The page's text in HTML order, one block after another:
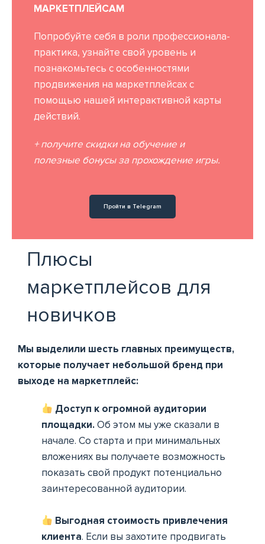
МАРКЕТПЛЕЙСАМ
Попробуйте себя в роли профессионала-
практика, узнайте свой уровень и
познакомьтесь с особенностями
продвижения на маркетплейсах с
помощью нашей интерактивной карты
действий.
+ получите скидки на обучение и
полезные бонусы за прохождение игры.
Пройти в Telegram
Плюсы
маркетплейсов для
новичков
Мы выделили шесть главных преимуществ,
которые получает небольшой бренд при
выходе на маркетплейс:
Доступ к огромной аудитории
площадки.Об этом мы уже сказали в
начале. Со старта и при минимальных
вложениях вы получаете возможность
показать свой продукт потенциально
заинтересованной аудитории.
Выгодная стоимость привлечения
клиента. Если вы захотите продвигать